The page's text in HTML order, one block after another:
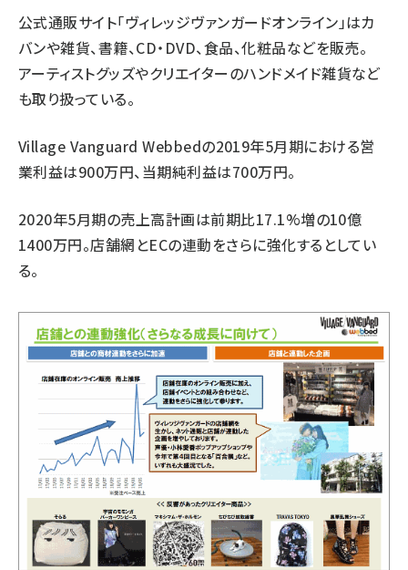
公式通販サイト「ヴィレッジヴァンガードオンライン」はカ
バンや雑貨、書籍、CD・DVD、食品、化粧品などを販売。
アーティストグッズやクリエイターのハンドメイド雑貨など
も取り扱っている。
Village Vanguard Webbedの2019年5月期における営
業利益は900万円、当期純利益は700万円。
2020年5月期の売上高計画は前期比17.1%増の10億
1400万円。店舗網とECの連動をさらに強化するとしてい
る。